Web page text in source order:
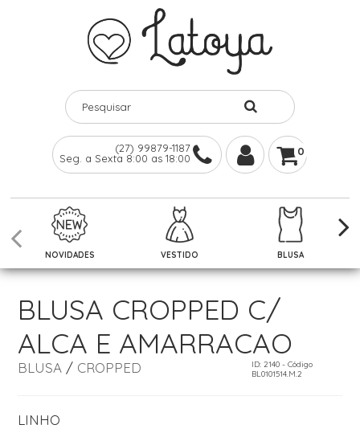
(27) 99879-1187
Seg. a Sexta 8:00 as 18:00
0
NOVIDADES VESTIDO BLUSA
BLUSA CROPPED C/
ALCA E AMARRACAO
BLUSA/ CROPPED
ID: 2140 - Código
BL0101514.M.2
LINHO